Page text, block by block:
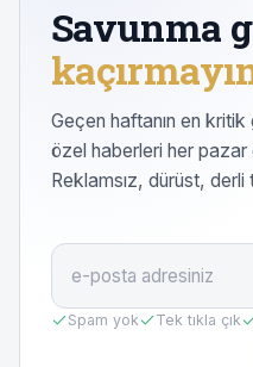
Savunma
Geçen haftanın en
özel haberleri her
Reklamsız, dürüst, derli
Spam yok Tek tıkla çık